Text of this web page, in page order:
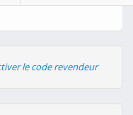
le code revendeur